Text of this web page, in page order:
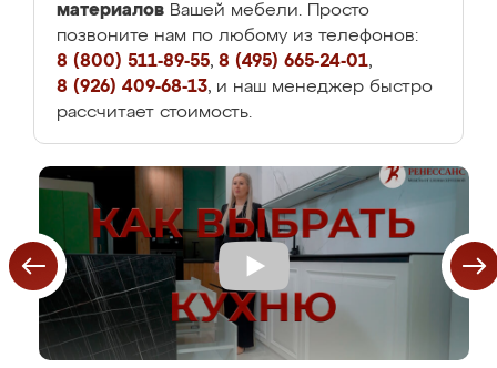
материалов Вашей мебели. Просто
позвоните нам по любому из телефонов:
8 (800) 511-89-55, 8 (495) 665-24-01,
8 (926) 409-68-13, и наш менеджер быстро
рассчитает стоимость.